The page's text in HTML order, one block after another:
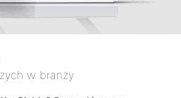
w branży